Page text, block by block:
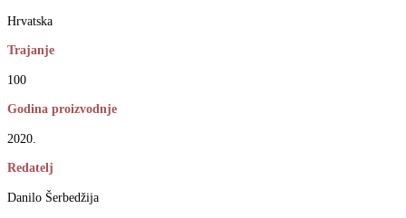
Hrvatska
Trajanje
100
Godina proizvodnje
2020.
Redatelj
Danilo Šerbedžija